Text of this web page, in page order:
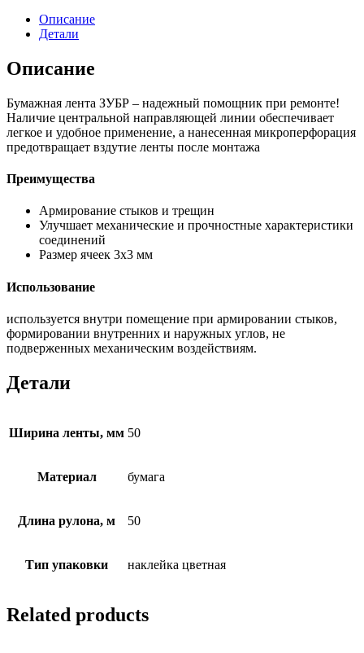
Описание
Детали
Описание
Бумажная лента ЗУБР – надежный помощник при ремонте!
Наличие центральной направляющей линии обеспечивает
легкое и удобное применение, а нанесенная микроперфорация
предотвращает вздутие ленты после монтажа
Преимущества
Армирование стыков и трещин
Улучшает механические и прочностные характеристики
соединений
Размер ячеек 3х3 мм
Использование
используется внутри помещение при армировании стыков,
формировании внутренних и наружных углов, не
подверженных механическим воздействиям.
Детали
Ширина ленты, мм 50
Материал бумага
Длина рулона, м 50
Тип упаковки наклейка цветная
Related products